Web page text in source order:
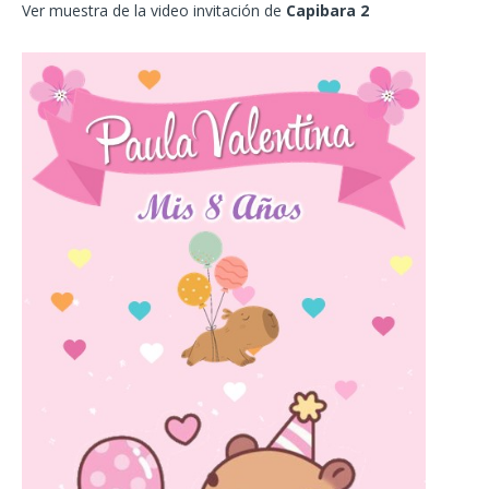
Ver muestra de la video invitación de Capibara 2